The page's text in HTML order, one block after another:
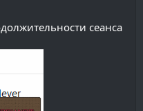
сеанса